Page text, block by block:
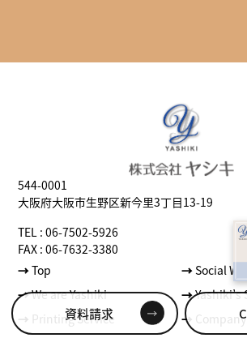
544-0001
大阪府大阪市生野区新今里3丁目13-19
TEL : 06-7502-5926
FAX : 06-7632-3380
→Top →Social
→We are Yashiki →
→ Printing Service → Company
資料請求